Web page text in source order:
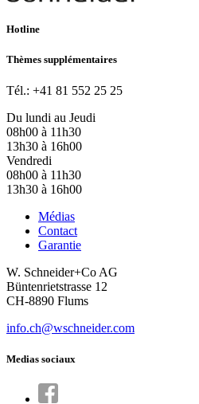
Hotline
Thèmes supplémentaires
Tél.: +41 81 552 25 25
Du lundi au Jeudi
08h00 à 11h30
13h30 à 16h00
Vendredi
08h00 à 11h30
13h30 à 16h00
Médias
Contact
Garantie
W. Schneider+Co AG
Büntenrietstrasse 12
CH-8890 Flums
info.ch@wschneider.com
Medias sociaux